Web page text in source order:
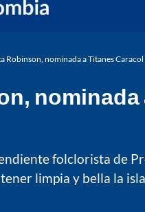
Robinson, nominada a Titanes
nominada
folclorista de
limpia y bella la